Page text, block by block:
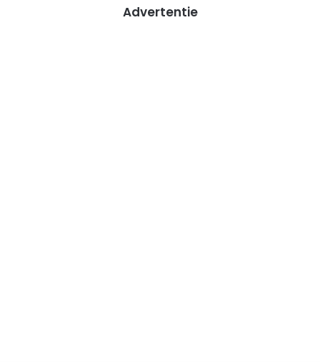
Advertentie